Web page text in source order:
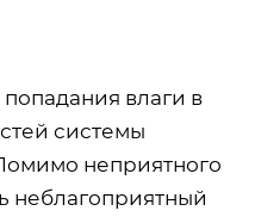
влаги в
системы
неприятного
неблагоприятный